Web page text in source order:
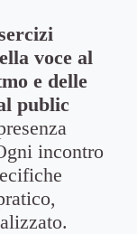
voce al
e delle
public
incontro